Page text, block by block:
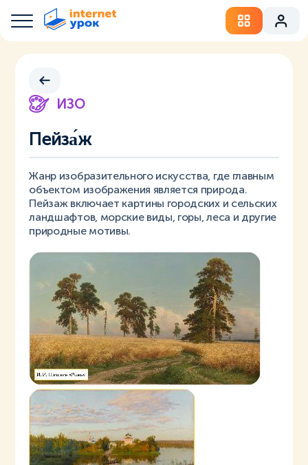
ИЗО
Пейза́ж
Жанр изобразительного искусства, где главным
объектом изображения является природа.
Пейзаж включает картины городских и сельских
ландшафтов, морские виды, горы, леса и другие
природные мотивы.